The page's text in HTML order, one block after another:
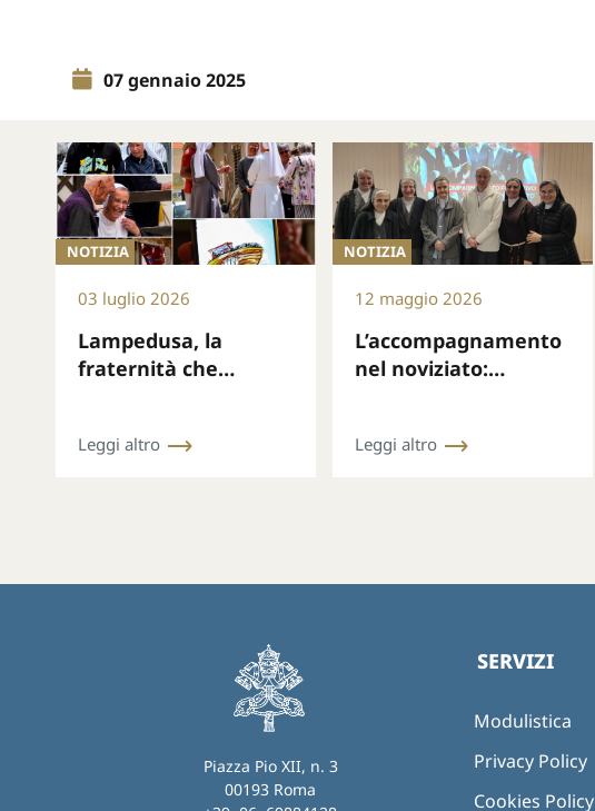
07 gennaio 2025
NOTIZIA
03 luglio 2026
Lampedusa, la
fraternità che
Leggi altro
NOTIZIA
12 maggio 2026
L’accompagnamento
nel noviziato:
accompagnare
Leggi altro
Piazza Pio XII, n. 3
00193 Roma
SERVIZI
Modulistica
Privacy Policy
Cookies Policy